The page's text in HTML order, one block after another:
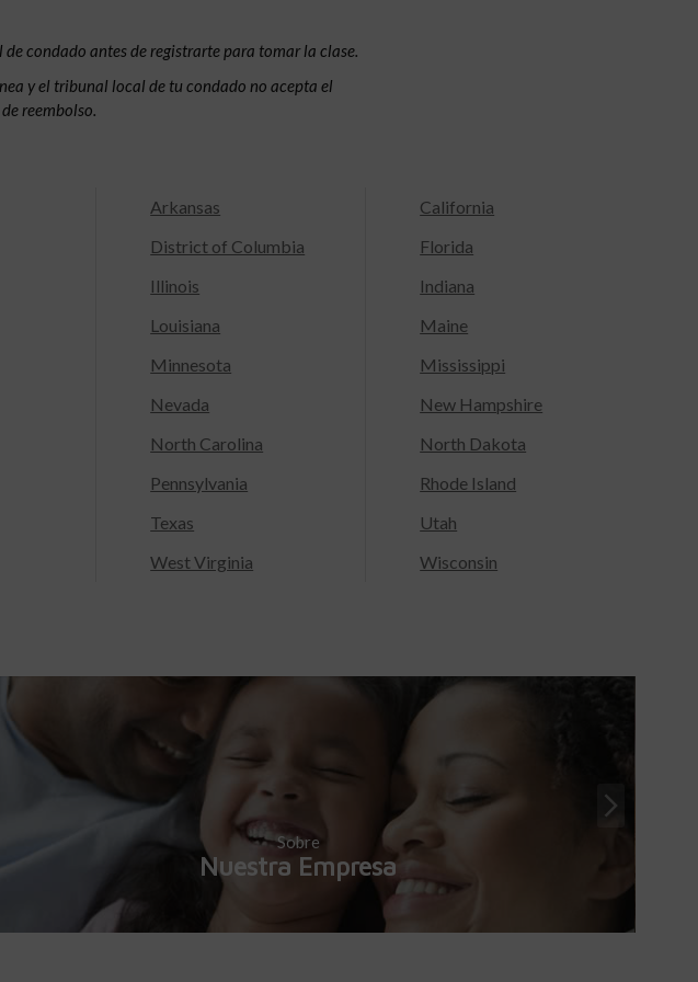
condado antes de registrarte para tomar la clase.
y el tribunal local de tu condado no acepta el
reembolso.
Arkansas
California
District of Columbia
Florida
Illinois
Indiana
Louisiana
Maine
Minnesota
Mississippi
Nevada
New Hampshire
North Carolina
North Dakota
Pennsylvania
Rhode Island
Texas
Utah
West Virginia
Wisconsin
Sobre
Nuestra Empresa